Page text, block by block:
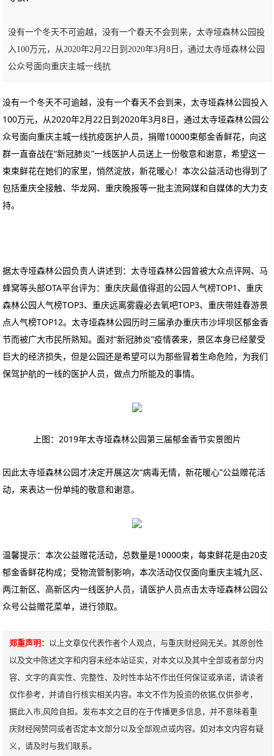
没有一个冬天不可逾越，没有一个春天不会到来，太寺垭森林公园投
入100万元，从2020年2月22日到2020年3月8日，通过太寺垭森林公园
公众号面向重庆主城一线抗
没有一个冬天不可逾越，没有一个春天不会到来，太寺垭森林公园投入
100万元，从2020年2月22日到2020年3月8日，通过太寺垭森林公园公
众号面向重庆主城一线抗疫医护人员，捐赠10000束郁金香鲜花，向这
群一直奋战在“新冠肺炎”一线医护人员送上一份敬意和谢意，希望这一
束束鲜花在她们的家里，悄然淀放，新花暖心！本次公益活动也得到了
包括重庆全接触、华龙网、重庆晚报等一批主流网媒和自媒体的大力支
持。
据太寺垭森林公园负责人讲述到：太寺垭森林公园曾被大众点评网、马
蜂窝等头部OTA平台评为：重庆庆最值得逛的公园人气榜TOP1、重庆
森林公园人气榜TOP3、重庆远离雾霾必去氧吧TOP3、重庆带娃春游景
点人气榜TOP12。太寺垭森林公园历时三届承办重庆市沙坪坝区郁金香
节而被广大市民所熟知。面对“新冠肺炎”疫情袭来，景区本身已经蒙受
巨大的经济损失，但是公园还是希望可以为那些冒着生命危险，为我们
保驾护航的一线的医护人员，做点力所能及的事情。
上图：2019年太寺垭森林公园第三届郁金香节实景图片
因此太寺垭森林公园才决定开展这次“病毒无情，新花暖心”公益赠花活
动，来表达一份单纯的敬意和谢意。
温馨提示：本次公益赠花活动，总数量是10000束，每束鲜花是由20支
郁金香鲜花构成；受物流管制影响，本次活动仅仅面向重庆主城九区、
两江新区、高新区内一线医护人员，请医护人员点击太寺垭森林公园公
众号公益赠花菜单，进行领取。
郑重声明：
以上文章仅代表作者个人观点，与重庆财经网无关。其原创性
以及文中陈述文字和内容未经本站证实，对本文以及其中全部或者部分内
容、文字的真实性、完整性、及时性本站不作出任何保证或承诺，请读者
仅作参考，并请自行核实相关内容。本文不作为投资的依据,仅供参考，
据此入市,风险自担。发布本文之目的在于传播更多信息，并不意味着重
庆财经网赞同或者否定本文部分以及全部观点或内容。如对本文内容有疑
义，请及时与我们联系。